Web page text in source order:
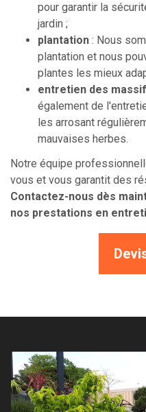
pour garantir la
jardin ;
plantation : Nous
plantation et nous
plantes les mieux
entretien des
également de
les arrosant
mauvaises herbes.
Notre équipe
vous et vous garantit des
Contactez-nous dès
nos prestations en